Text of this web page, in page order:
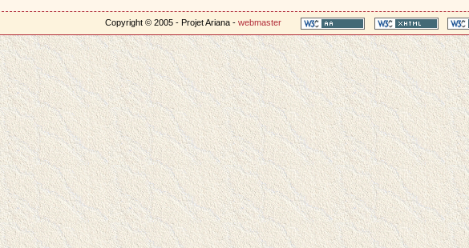
Copyright © 2005 - Projet Ariana -webmaster